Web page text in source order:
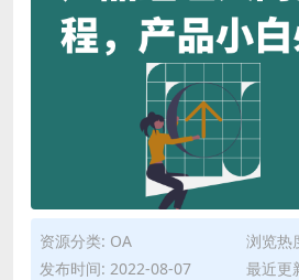
资源分类: OA
浏览热
发布时间: 2022-08-07
最近更